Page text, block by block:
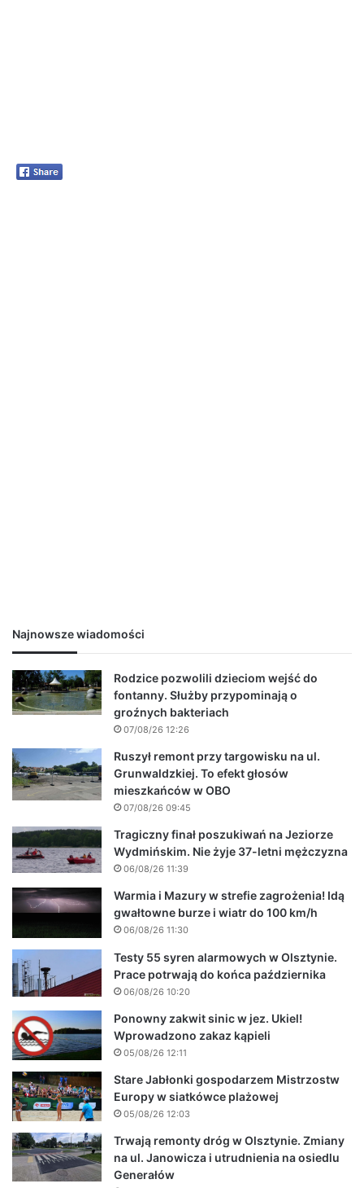
Najnowsze wiadomości
Rodzice pozwolili dzieciom wejść do
fontanny. Służby przypominają o
groźnych bakteriach
07/08/26 12:26
Ruszył remont przy targowisku na ul.
Grunwaldzkiej. To efekt głosów
mieszkańców w OBO
07/08/26 09:45
Tragiczny finał poszukiwań na Jeziorze
Wydmińskim. Nie żyje 37-letni mężczyzna
06/08/26 11:39
Warmia i Mazury w strefie zagrożenia! Idą
gwałtowne burze i wiatr do 100 km/h
06/08/26 11:30
Testy 55 syren alarmowych w Olsztynie.
Prace potrwają do końca października
06/08/26 10:20
Ponowny zakwit sinic w jez. Ukiel!
Wprowadzono zakaz kąpieli
05/08/26 12:11
Stare Jabłonki gospodarzem Mistrzostw
Europy w siatkówce plażowej
05/08/26 12:03
Trwają remonty dróg w Olsztynie. Zmiany
na ul. Janowicza i utrudnienia na osiedlu
Generałów